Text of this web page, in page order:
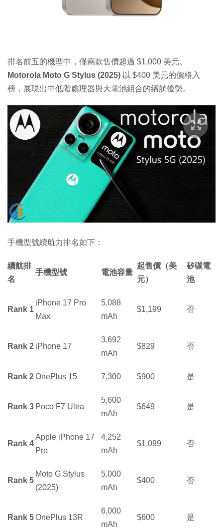
排名前五的機型中，僅兩款售價超過 $1,000 美元。
Motorola Moto G Stylus (2025) 以 $400 美元的價格入
榜，展現出中低階處理器與大電池組合的續航優勢。
手機型號續航力排名如下：
續航排
名
手機型號 電池容量
起售價（美
元）
矽碳電
池
Rank 1
iPhone 17 Pro
Max
5,088
mAh
$1,199 否
Rank 2 iPhone 17
3,692
mAh
$829 否
Rank 2OnePlus 15 7,300 $900 是
Rank 3 Poco F7 Ultra
5,600
mAh
$649 是
Rank 4
Apple iPhone 17
Pro
4,252
mAh
$1,099 否
Rank 5
Moto G Stylus
(2025)
5,000
mAh
$400 否
Rank 5OnePlus 13R
6,000
mAh
$600 是